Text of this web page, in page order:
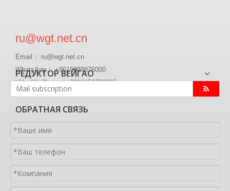
ru@wgt.net.cn
Email： ru@wgt.net.cn
WhatsApp： +8615988876000
VK、WeChat ： +8613456789605
РЕДУКТОР ВЕЙГАО
ОБРАТНАЯ СВЯЗЬ